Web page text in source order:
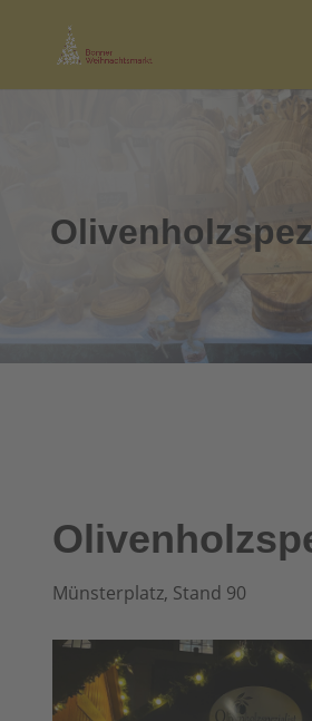
Münsterplatz, Stand 90